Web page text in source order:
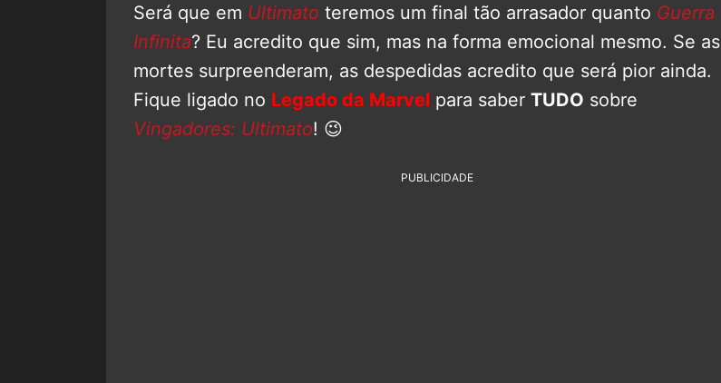
Será que em Ultimato teremos um final tão arrasador quanto Guerra
Infinita? Eu acredito que sim, mas na forma emocional mesmo. Se as
mortes surpreenderam, as despedidas acredito que será pior ainda.
Fique ligado no Legado da Marvel para saber TUDO sobre
Vingadores: Ultimato! 😉
PUBLICIDADE